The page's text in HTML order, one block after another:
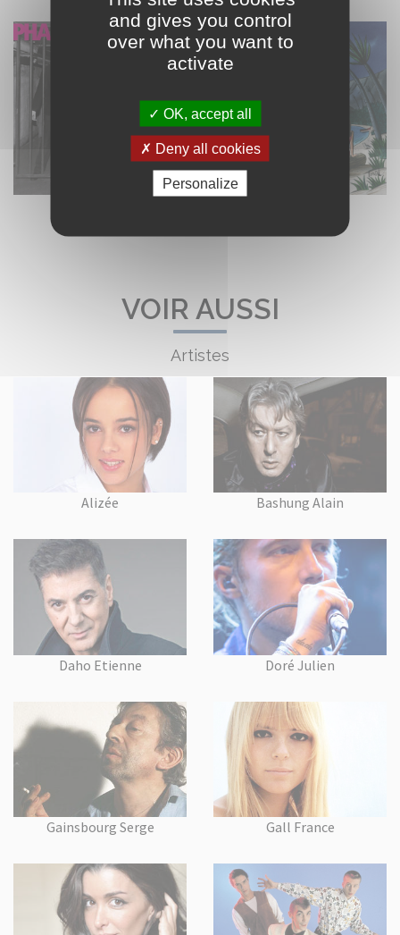
VOIR AUSSI
Artistes
Alizée Bashung Alain
Daho Etienne Doré Julien
Gainsbourg Serge Gall France
and gives you control
over what you want to
activate
OK, accept all
Deny all cookies
Personalize